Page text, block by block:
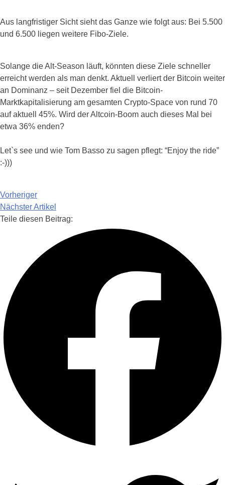
Aus langfristiger Sicht sieht das Ganze wie folgt aus: Bei 5.500
und 6.500 liegen weitere Fibo-Ziele.
Solange die Alt-Season läuft, könnten diese Ziele schneller
erreicht werden als man denkt. Aktuell verliert der Bitcoin weiter
an Dominanz – seit Dezember fiel die Bitcoin-
Marktkapitalisierung am gesamten Crypto-Space von rund 70
auf aktuell 45%. Wird der Altcoin-Boom auch dieses Mal bei
etwa 36% enden?
Let`s see und wie Tom Basso zu sagen pflegt: “Enjoy the ride”
:-)))
Vorheriger
Nächster Artikel
Teile diesen Beitrag: